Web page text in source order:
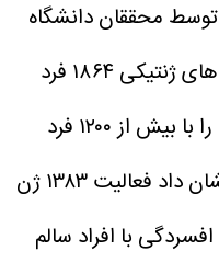
محققان دانشگاه
سائوپائولو برزیل انجام شده، داده‌های ژنتیکی ۱۸۶۴ فرد
مبتلا به اختلال افسردگی اساسی را با بیش از ۱۲۰۰ فرد
نتایج نشان داد فعالیت ۱۳۸۳ ژن
با افراد سالم